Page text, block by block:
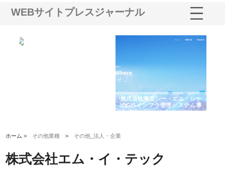
WEBサイトプレスジャーナル
株式会社東京シー・エム・シー
のGISインフラ管理システム導
入メリット
株式会社
から陸上
由
ホーム > その他業種 > その他_法人・企業
株式会社エム・イ・テック